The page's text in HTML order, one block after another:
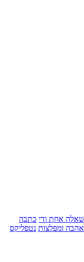
כתבה
אהבה ומפלצות נטפליקס